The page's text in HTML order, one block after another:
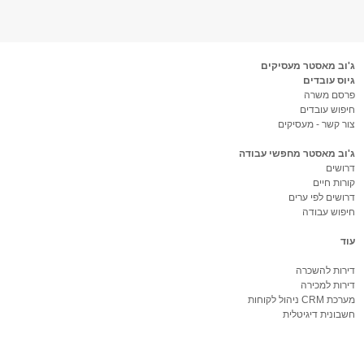
ג'וב מאסטר מעסיקים
גיוס עובדים
פרסם משרה
חיפוש עובדים
צור קשר - מעסיקים
ג'וב מאסטר מחפשי עבודה
דרושים
קורות חיים
דרושים לפי ערים
חיפוש עבודה
עוד
דירות להשכרה
דירות למכירה
מערכת CRM ניהול לקוחות
חשבונית דיגיטלית